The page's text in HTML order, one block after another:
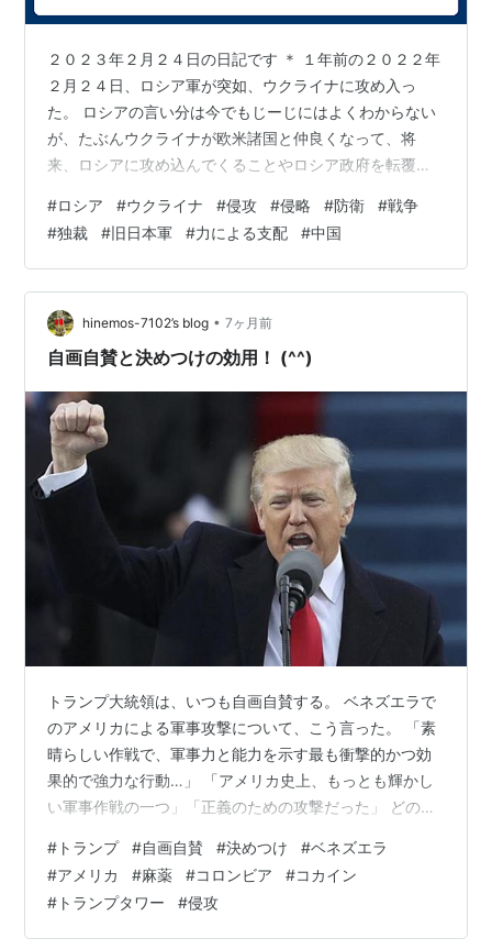
２０２３年２月２４日の日記です ＊ １年前の２０２２年
２月２４日、ロシア軍が突如、ウクライナに攻め入っ
た。 ロシアの言い分は今でもじーじにはよくわからない
が、たぶんウクライナが欧米諸国と仲良くなって、将
来、ロシアに攻め込んでくることやロシア政府を転覆さ
はネオナチを退治するためだというが、ネオナチは自由
や民主主義を認めていないロシアのほうではないかとじ
ーじなどは思ってしまう）。 ロシアは昔、ナポレオンの
フランスやヒトラーのドイツに攻められた体験がある
し、ソビエト連邦の崩壊を経験しているので、その不安
はわからないではないが、自分が同じことをやっては…
#ロシア #ウクライナ #侵攻 #侵略 #防衛 #戦争
#独裁 #旧日本軍 #力による支配 #中国
hinemos-7102’s blog • 7ヶ月前
自画自賛と決めつけの効用！ (^^)
トランプ大統領は、いつも自画自賛する。 ベネズエラで
のアメリカによる軍事攻撃について、こう言った。 「素
晴らしい作戦で、軍事力と能力を示す最も衝撃的かつ効
果的で強力な行動…」 「アメリカ史上、もっとも輝かし
い軍事作戦の一つ」「正義のための攻撃だった」 どの口
ろう。 問題山積の国にせよ、独立国に勝手に侵攻し、大
統領を連れ去るまでした。 これではウクライナ侵攻をし
たロシアと同じことで、ロシアを非難できない。 また、
トランプ氏には自画自賛の上に勝手な”決めつけ”が加わ
# トランプ #自画自賛 #決めつけ #ベネズエラ
#アメリカ #麻薬 #コロンビア #コカイン
# トランプタワー #侵攻